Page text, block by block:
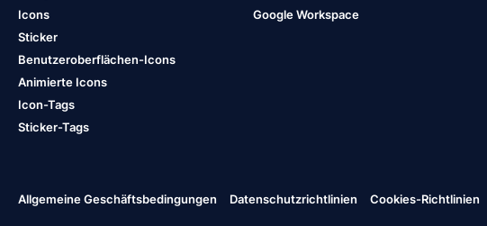
Icons
Sticker
Benutzeroberflächen-Icons
Animierte Icons
Icon-Tags
Sticker-Tags
Google Workspace
Allgemeine Geschäftsbedingungen Datenschutzrichtlinien Cookies-Richtlinien